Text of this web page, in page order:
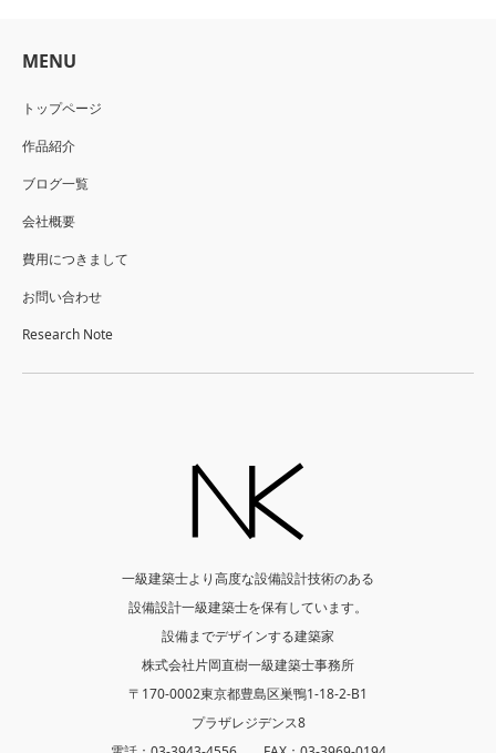
MENU
トップページ
作品紹介
ブログ一覧
会社概要
費用につきまして
お問い合わせ
Research Note
一級建築士より高度な設備設計技術のある
設備設計一級建築士を保有しています。
設備までデザインする建築家
株式会社片岡直樹一級建築士事務所
〒170-0002東京都豊島区巣鴨1-18-2-B1
プラザレジデンス8